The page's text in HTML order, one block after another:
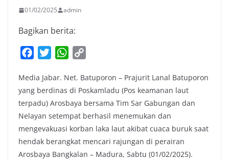
01/02/2025 admin
Bagikan berita:
c
e
b
o
o
k
i
t
t
e
r
W
a
t
s
A
p
p
p
y
L
i
n
k
Media Jabar. Net. Batuporon – Prajurit Lanal Batuporon
yang berdinas di Poskamladu (Pos keamanan laut
terpadu) Arosbaya bersama Tim Sar Gabungan dan
Nelayan setempat berhasil menemukan dan
mengevakuasi korban laka laut akibat cuaca buruk saat
hendak berangkat mencari rajungan di perairan
Arosbaya Bangkalan – Madura, Sabtu (01/02/2025).